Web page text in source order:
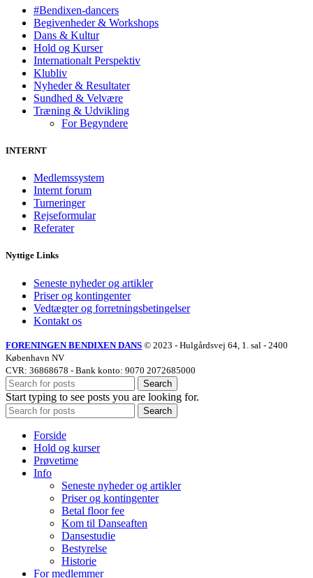
#Bendixen-dancers
Begivenheder & Workshops
Dans & Kultur
Hold og Kurser
Internationalt Perspektiv
Klubliv
Nyheder & Resultater
Sundhed & Velvære
Træning & Udvikling
For Begyndere
INTERNT
Medlemssystem
Internt forum
Turneringer
Rejseformular
Referater
Nyttige Links
Seneste nyheder og artikler
Priser og kontingenter
Vedtægter og forretningsbetingelser
Kontakt os
FORENINGEN BENDIXEN DANS © 2023 - Hulgårdsvej 64, 1. sal - 2400
København NV
CVR: 36868678 - Bank konto: 9070 2072685000
Search
Start typing to see posts you are looking for.
Search
Forside
Hold og kurser
Prøvetime
Info
Seneste nyheder og artikler
Priser og kontingenter
Betal floor fee
Kom til Danseaften
Dansestudie
Bestyrelse
Historie
For medlemmer